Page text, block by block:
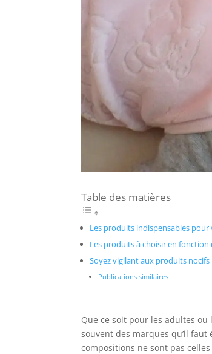
Table des matières
Les produits indispensables pour
Les produits à choisir en fonction
Soyez vigilant aux produits nocifs
Publications similaires :
Que ce soit pour les adultes ou
souvent des marques qu’il faut
compositions ne sont pas